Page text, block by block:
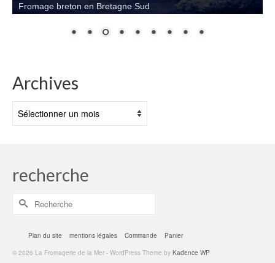
Fromage breton en Bretagne Sud
Archives
recherche
Rechercher :
Plan du site mentions légales Commande
Panier
© 2026 La Fromagerie de la Mer - WordPress Theme by Kadence WP